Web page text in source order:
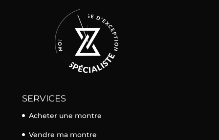
SERVICES
Acheter une montre
Vendre ma montre